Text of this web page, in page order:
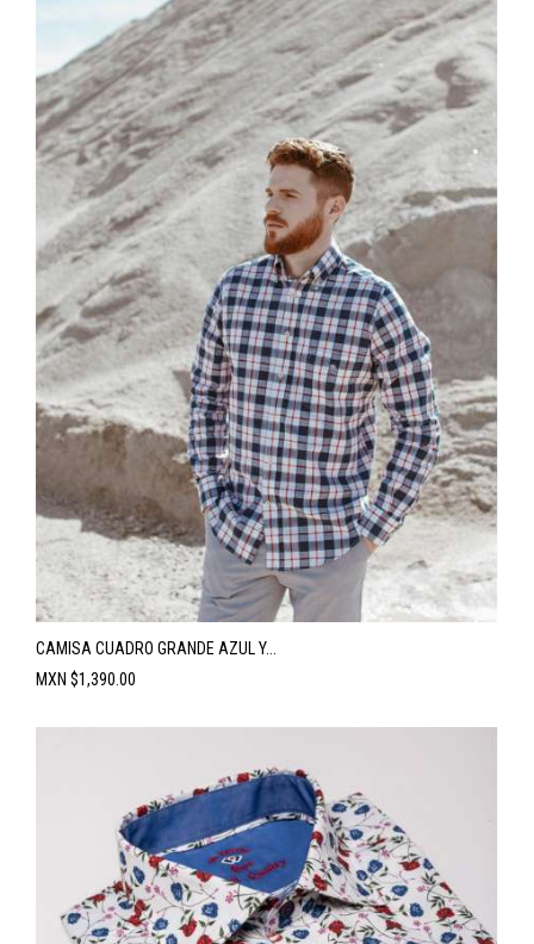
CAMISA CUADRO GRANDE AZUL Y...
Precio
MXN $1,390.00